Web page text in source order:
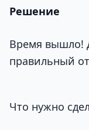
Решение
Время вышло!
правильный
Что нужно